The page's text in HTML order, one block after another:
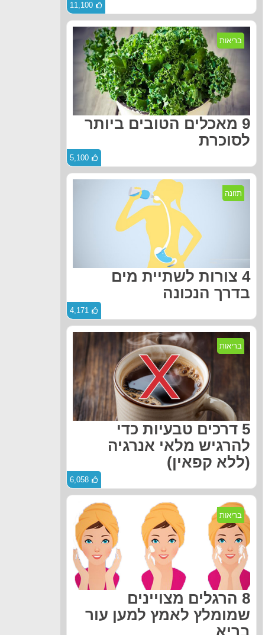
11,100
בריאות
9 מאכלים הטובים ביותר
לסוכרת
5,100
תזונה
4 צורות לשתיית מים
בדרך הנכונה
4,171
בריאות
5 דרכים טבעיות כדי
להרגיש מלאי אנרגיה
(ללא קפאין)
6,058
בריאות
8 הרגלים מצויינים
שמומלץ לאמץ למען עור
בריא